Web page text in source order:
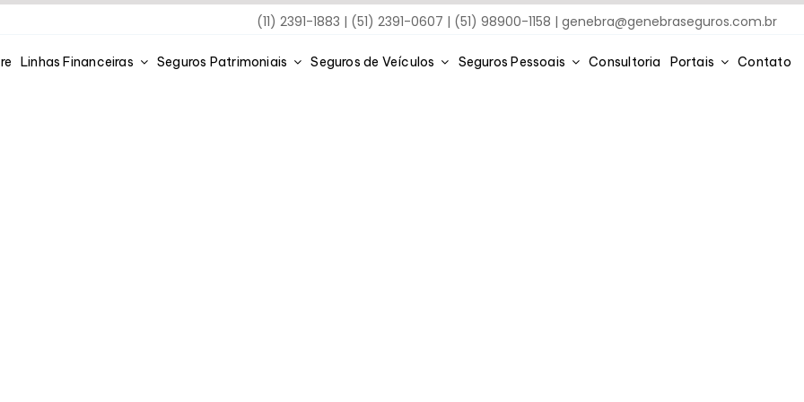
(11) 2391-1883 | (51) 2391-0607 | (51) 98900-1158 |genebra@genebraseguros.com.br
Linhas Financeiras Seguros Patrimoniais Seguros de Veículos Seguros Pessoais Consultoria Portais Contato